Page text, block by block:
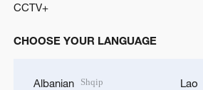
CCTV+
CHOOSE YOUR LANGUAGE
Albanian Shqip Lao